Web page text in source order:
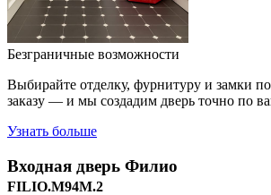
Безграничные возможности
Выбирайте отделку, фурнитуру и замки
заказу — и мы создадим дверь точно по
Узнать больше
Входная дверь Филио
FILIO.M94M.2